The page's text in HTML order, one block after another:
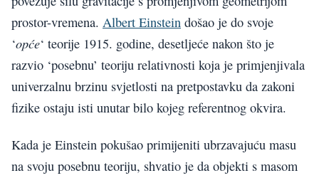
prostor-vremena. Albert Einstein došao je do svoje
‘opće‘ teorije 1915. godine, desetljeće nakon što je
razvio ‘posebnu’ teoriju relativnosti koja je primjenjivala
univerzalnu brzinu svjetlosti na pretpostavku da zakoni
fizike ostaju isti unutar bilo kojeg referentnog okvira.
Kada je Einstein pokušao primijeniti ubrzavajuću masu
na svoju posebnu teoriju, shvatio je da objekti s masom